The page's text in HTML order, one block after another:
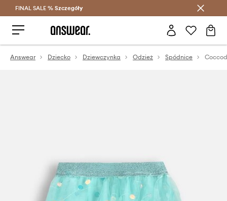
Oszczędzaj z Answear Club >
FINAL SALE % Szczegóły
Answear Dziecko Dziewczynka Odzież Spódnice